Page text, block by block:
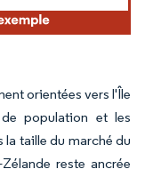
orientées vers l'Île
population et les
taille du marché du
reste ancrée